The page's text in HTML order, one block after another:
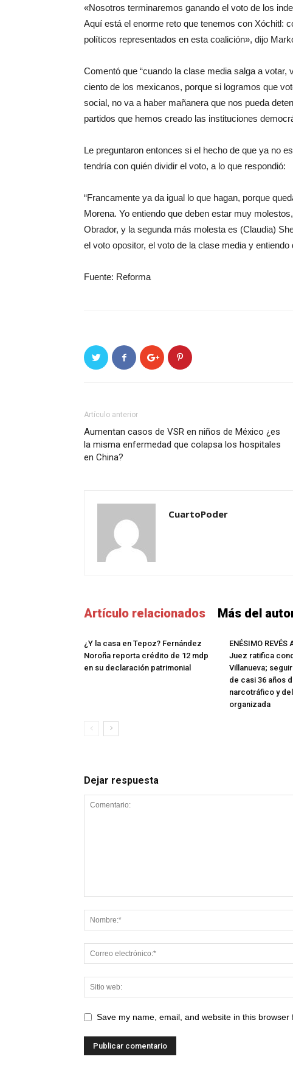
«Nosotros terminaremos ganando el voto de los
Aquí está el enorme reto que tenemos con Xóchitl:
políticos representados en esta coalición», dijo
Comentó que “cuando la clase media salga a
ciento de los mexicanos, porque si logramos que
social, no va a haber mañanera que nos pueda
partidos que hemos creado las instituciones
Le preguntaron entonces si el hecho de que ya no
tendría con quién dividir el voto, a lo que respondió:
“Francamente ya da igual lo que hagan, porque
Morena. Yo entiendo que deben estar muy
Obrador, y la segunda más molesta es (Claudia)
el voto opositor, el voto de la clase media y
Fuente: Reforma
Artículo anterior
Aumentan casos de VSR en niños de México ¿es
la misma enfermedad que colapsa los hospitales
en China?
CuartoPoder
Artículo relacionados Más del
¿Y la casa en Tepoz? Fernández
Noroña reporta crédito de 12 mdp
en su declaración patrimonial
ENÉSIMO REVÉS
Juez ratifica
Villanueva;
de casi 36 años
narcotráfico y
organizada
Dejar respuesta
Save my name, email, and website in this browser